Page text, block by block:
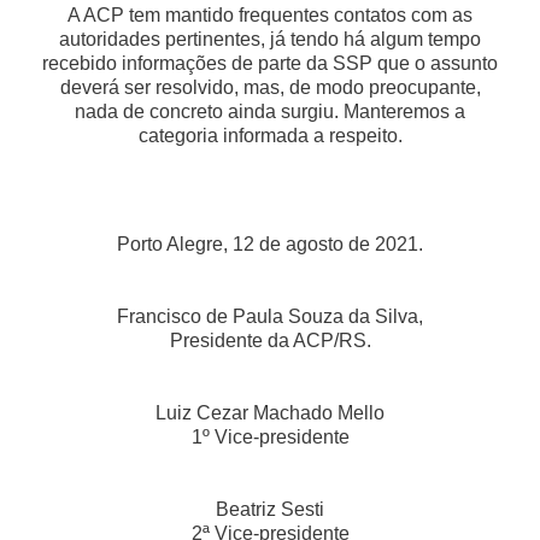
A ACP tem mantido frequentes contatos com as
autoridades pertinentes, já tendo há algum tempo
recebido informações de parte da SSP que o assunto
deverá ser resolvido, mas, de modo preocupante,
nada de concreto ainda surgiu. Manteremos a
categoria informada a respeito.
Porto Alegre, 12 de agosto de 2021.
Francisco de Paula Souza da Silva,
Presidente da ACP/RS.
Luiz Cezar Machado Mello
1º Vice-presidente
Beatriz Sesti
2ª Vice-presidente